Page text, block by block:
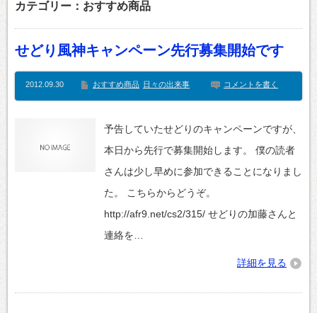
カテゴリー：おすすめ商品
せどり風神キャンペーン先行募集開始です
2012.09.30 おすすめ商品 日々の出来事 コメントを書く
予告していたせどりのキャンペーンですが、
本日から先行で募集開始します。 僕の読者
さんは少し早めに参加できることになりまし
た。 こちらからどうぞ。
http://afr9.net/cs2/315/ せどりの加藤さんと
連絡を…
詳細を見る